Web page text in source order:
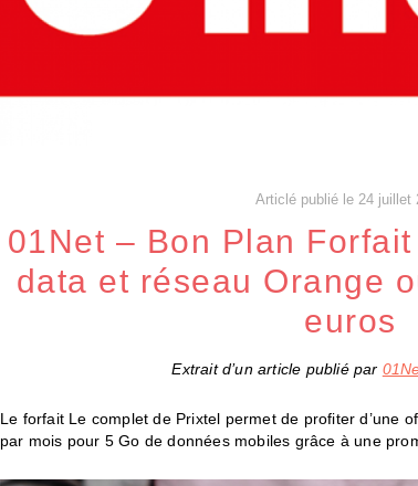
Articlé publié le 24 juillet
01Net – Bon Plan
data et réseau Orange
euros
Extrait d’un article publié par
Le forfait Le complet de Prixtel permet de profiter d’une
par mois pour 5 Go de données mobiles grâce à une